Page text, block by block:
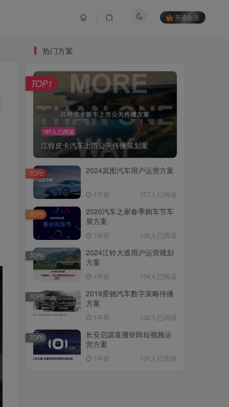
开通会员
热门方案
197人已阅读
江铃皮卡汽车上市公关传播策划案
TOP1
2024岚图汽车用户运营方案
1年前 157人已阅读
TOP2
2020汽车之家春季购车节车
展方案
1年前 136人已阅读
TOP3
2024江铃大道用户运营规划
方案
1年前 134人已阅读
TOP4
2019爱驰汽车数字策略传播
方案
1年前 132人已阅读
TOP5
长安启源直播矩阵短视频运
营方案
1年前 131人已阅读
TOP6